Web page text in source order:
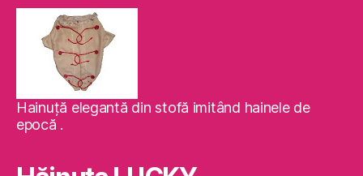
Hainuţă elegantă din stofă imitând hainele de
epocă .